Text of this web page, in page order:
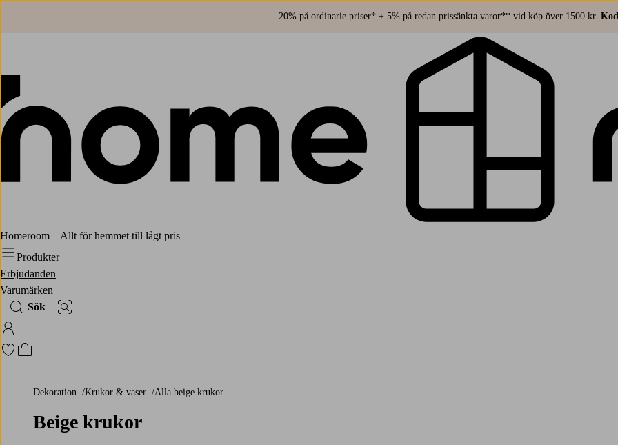
20% på ordinarie priser* + 5% på redan prissänkta varor** vid köp över 1500 kr.
Homeroom – Allt för hemmet till lågt pris
Produkter
Erbjudanden
Varumärken
Sök
Bildsök
Logga in på Homeroom
Gå till favoritmarkerade produkter
Gå till kundvagnen
Dekoration Krukor & vaser Alla beige krukor
Beige krukor